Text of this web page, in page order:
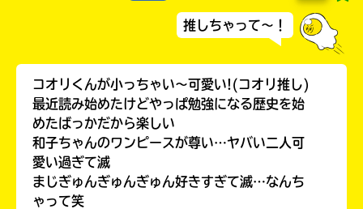
推しちゃって～！
コオリくんが小っちゃい～可愛い!(コオリ推し)
最近読み始めたけどやっぱ勉強になる歴史を始
めたばっかだから楽しい
和子ちゃんのワンピースが尊い…ヤバい二人可
愛い過ぎて滅
まじぎゅんぎゅんぎゅん好きすぎて滅…なんち
ゃって笑